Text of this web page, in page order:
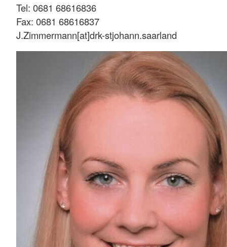
Tel: 0681 68616836
Fax: 0681 68616837
J.Zimmermann[at]drk-stjohann.saarland